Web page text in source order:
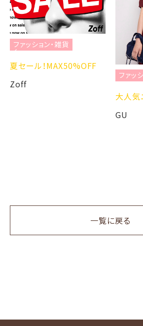
ファッション・雑貨
夏セール！MAX50%OFF
Zoff
ファッ
大人気
GU
一覧に戻る